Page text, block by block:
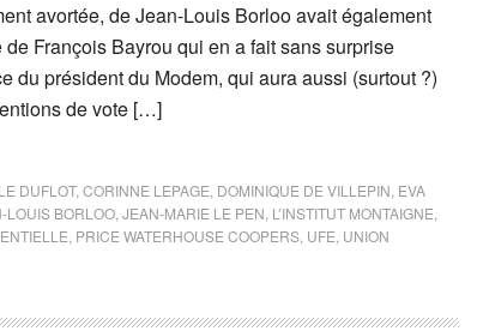
avortée, de Jean-Louis Borloo avait également
François Bayrou qui en a fait sans surprise
du président du Modem, qui aura aussi (surtout ?)
de vote […]
DUFLOT, CORINNE LEPAGE DOMINIQUE DE VILLEPIN EVA
LOUIS BORLOO JEAN-MARIE LE PEN L’INSTITUT MONTAIGNE
PRICE WATERHOUSE COOPERS UFE UNION